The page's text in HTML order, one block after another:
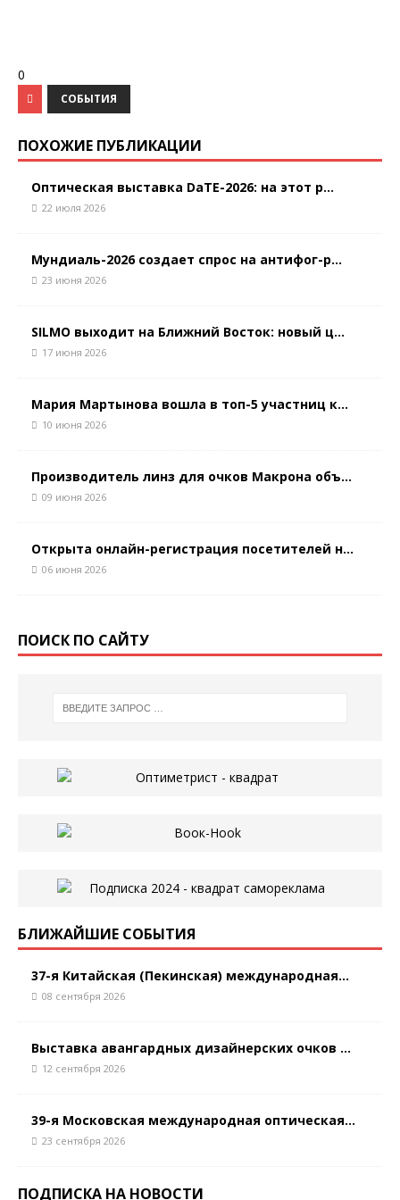
0
СОБЫТИЯ
ПОХОЖИЕ ПУБЛИКАЦИИ
Оптическая выставка DaTE-2026: на этот р...
22 июля 2026
Мундиаль-2026 создает спрос на антифог-р...
23 июня 2026
SILMO выходит на Ближний Восток: новый ц...
17 июня 2026
Мария Мартынова вошла в топ-5 участниц к...
10 июня 2026
Производитель линз для очков Макрона объ...
09 июня 2026
Открыта онлайн-регистрация посетителей н...
06 июня 2026
ПОИСК ПО САЙТУ
БЛИЖАЙШИЕ СОБЫТИЯ
37-я Китайская (Пекинская) международная...
08 сентября 2026
Выставка авангардных дизайнерских очков ...
12 сентября 2026
39-я Московская международная оптическая...
23 сентября 2026
ПОДПИСКА НА НОВОСТИ